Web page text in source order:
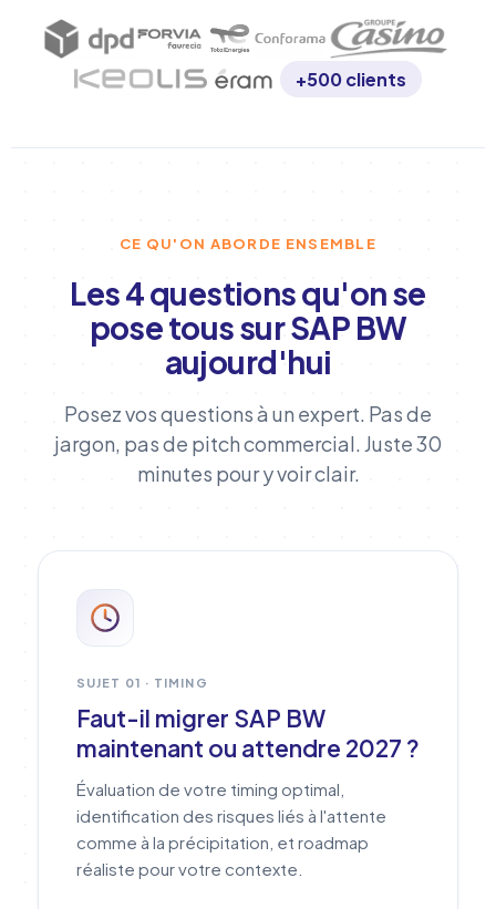
+500 clients
CE QU'ON ABORDE ENSEMBLE
Les 4 questions qu'on se
pose tous sur SAP BW
aujourd'hui
Posez vos questions à un expert. Pas de
jargon, pas de pitch commercial. Juste 30
minutes pour y voir clair.
SUJET 01 · TIMING
Faut-il migrer SAP BW
maintenant ou attendre 2027 ?
Évaluation de votre timing optimal,
identification des risques liés à l'attente
comme à la précipitation, et roadmap
réaliste pour votre contexte.